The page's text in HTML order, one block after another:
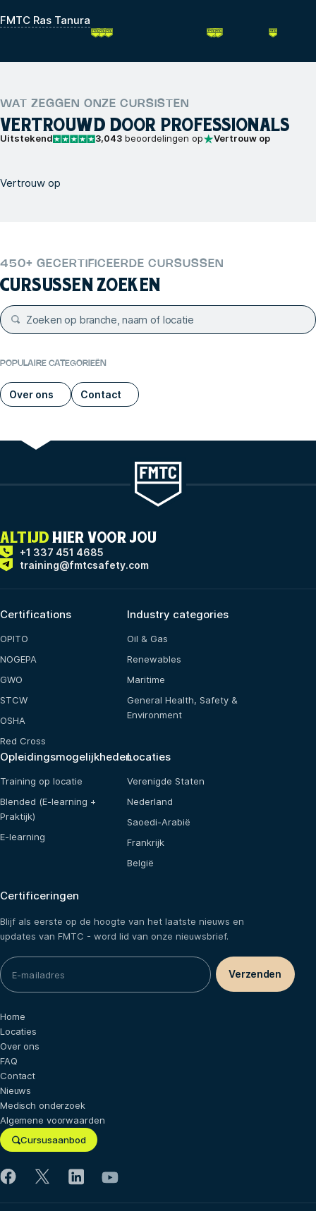
FMTC Ras Tanura
WAT ZEGGEN ONZE CURSISTEN
VERTROUWD DOOR PROFESSIONALS
Uitstekend 3,043 beoordelingen op Vertrouw op
Vertrouw op
450+ GECERTIFICEERDE CURSUSSEN
CURSUSSEN ZOEKEN
POPULAIRE CATEGORIEËN
Over ons Contact
ALTIJD HIER VOOR JOU
+1 337 451 4685
training@fmtcsafety.com
Certifications
OPITO
NOGEPA
GWO
STCW
OSHA
Red Cross
Industry categories
Oil & Gas
Renewables
Maritime
General Health, Safety &
Environment
Opleidingsmogelijkheden
Training op locatie
Blended (E-learning +
Praktijk)
E-learning
Locaties
Verenigde Staten
Nederland
Saoedi-Arabië
Frankrijk
België
Certificeringen
Blijf als eerste op de hoogte van het laatste nieuws en
updates van FMTC - word lid van onze nieuwsbrief.
Cursusaanbod
Home
Locaties
Over ons
FAQ
Contact
Nieuws
Medisch onderzoek
Algemene voorwaarden